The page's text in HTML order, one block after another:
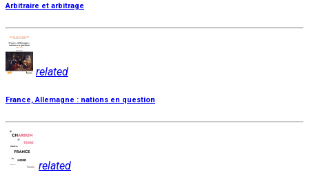
Arbitraire et arbitrage
related
France, Allemagne : nations en question
related